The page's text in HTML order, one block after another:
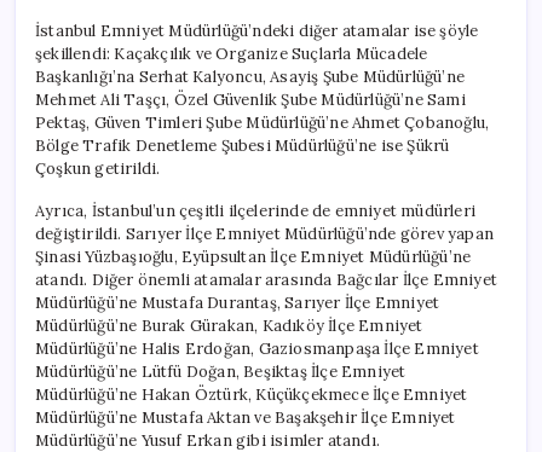
İstanbul Emniyet Müdürlüğü’ndeki diğer atamalar ise şöyle
şekillendi: Kaçakçılık ve Organize Suçlarla Mücadele
Başkanlığı’na Serhat Kalyoncu, Asayiş Şube Müdürlüğü’ne
Mehmet Ali Taşçı, Özel Güvenlik Şube Müdürlüğü’ne Sami
Pektaş, Güven Timleri Şube Müdürlüğü’ne Ahmet Çobanoğlu,
Bölge Trafik Denetleme Şubesi Müdürlüğü’ne ise Şükrü
Çoşkun getirildi.
Ayrıca, İstanbul’un çeşitli ilçelerinde de emniyet müdürleri
değiştirildi. Sarıyer İlçe Emniyet Müdürlüğü’nde görev yapan
Şinasi Yüzbaşıoğlu, Eyüpsultan İlçe Emniyet Müdürlüğü’ne
atandı. Diğer önemli atamalar arasında Bağcılar İlçe Emniyet
Müdürlüğü’ne Mustafa Durantaş, Sarıyer İlçe Emniyet
Müdürlüğü’ne Burak Gürakan, Kadıköy İlçe Emniyet
Müdürlüğü’ne Halis Erdoğan, Gaziosmanpaşa İlçe Emniyet
Müdürlüğü’ne Lütfü Doğan, Beşiktaş İlçe Emniyet
Müdürlüğü’ne Hakan Öztürk, Küçükçekmece İlçe Emniyet
Müdürlüğü’ne Mustafa Aktan ve Başakşehir İlçe Emniyet
Müdürlüğü’ne Yusuf Erkan gibi isimler atandı.